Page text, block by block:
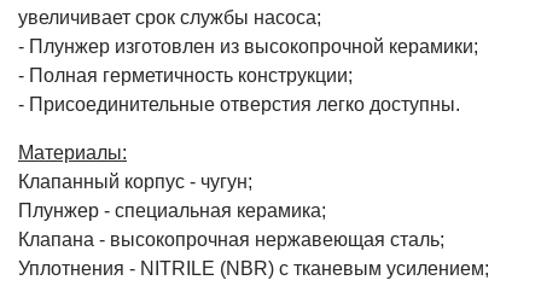
увеличивает срок службы насоса;
- Плунжер изготовлен из высокопрочной керамики;
- Полная герметичность конструкции;
- Присоединительные отверстия легко доступны.
Материалы:
Клапанный корпус - чугун;
Плунжер - специальная керамика;
Клапана - высокопрочная нержавеющая сталь;
Уплотнения - NITRILE (NBR) с тканевым усилением;